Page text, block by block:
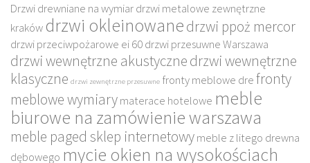
Drzwi drewniane na wymiardrzwi metalowe zewnętrzne
kraków drzwi okleinowanedrzwi ppoż mercor
drzwi przeciwpożarowe ei 60drzwi przesuwne Warszawa
drzwi wewnętrzne akustycznedrzwi wewnętrzne
klasyczne drzwi zewnętrzne przesuwne fronty meblowe drefronty
meblowe wymiarymaterace hotelowe meble
biurowe na zamówienie warszawa
meble paged sklep internetowymeble z litego drewna
dębowego mycie okien na wysokościach